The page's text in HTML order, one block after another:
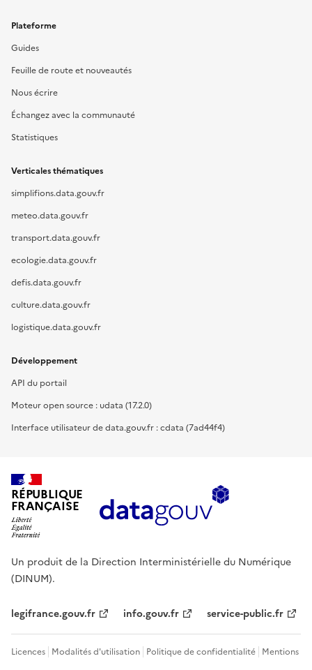
Plateforme
Guides
Feuille de route et nouveautés
Nous écrire
Échangez avec la communauté
Statistiques
Verticales thématiques
simplifions.data.gouv.fr
meteo.data.gouv.fr
transport.data.gouv.fr
ecologie.data.gouv.fr
defis.data.gouv.fr
culture.data.gouv.fr
logistique.data.gouv.fr
Développement
API du portail
Moteur open source : udata (17.2.0)
Interface utilisateur de data.gouv.fr : cdata (7ad44f4)
RÉPUBLIQUE
FRANÇAISE
Un produit de la Direction Interministérielle du Numérique
(DINUM).
legifrance.gouv.fr info.gouv.fr service-public.fr
Licences Modalités d'utilisation Politique de confidentialité Mentions